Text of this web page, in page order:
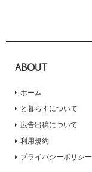
ABOUT
ホーム
と暮らすについて
広告出稿について
利用規約
プライバシーポリシー